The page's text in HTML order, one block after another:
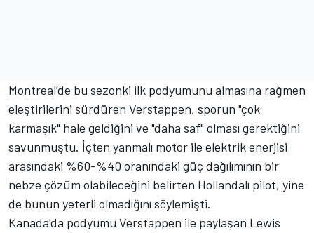
Montreal’de bu sezonki ilk podyumunu almasına rağmen
eleştirilerini sürdüren Verstappen, sporun "çok
karmaşık" hale geldiğini ve "daha saf" olması gerektiğini
savunmuştu. İçten yanmalı motor ile elektrik enerjisi
arasındaki %60-%40 oranındaki güç dağılımının bir
nebze çözüm olabileceğini belirten Hollandalı pilot, yine
de bunun yeterli olmadığını söylemişti.
Kanada'da podyumu Verstappen ile paylaşan Lewis